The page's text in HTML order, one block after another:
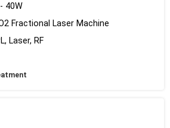
40W
Fractional Laser Machine
Laser, RF